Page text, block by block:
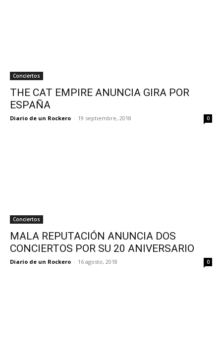
Conciertos
THE CAT EMPIRE ANUNCIA GIRA POR
ESPAÑA
Diario de un Rockero - 19 septiembre, 2018 0
Conciertos
MALA REPUTACIÓN ANUNCIA DOS
CONCIERTOS POR SU 20 ANIVERSARIO
Diario de un Rockero - 16 agosto, 2018 0